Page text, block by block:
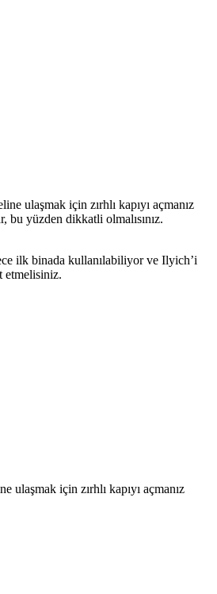
ulaşmak için zırhlı kapıyı açmanız
bu yüzden dikkatli olmalısınız.
ilk binada kullanılabiliyor ve Ilyich’i
etmelisiniz.
için zırhlı kapıyı açmanız